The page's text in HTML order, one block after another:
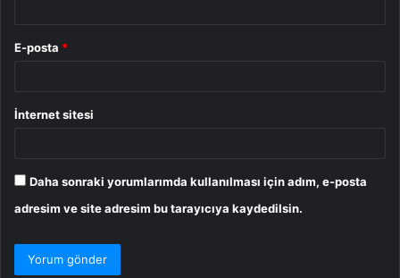
E-posta *
İnternet sitesi
Daha sonraki yorumlarımda kullanılması için adım, e-posta
adresim ve site adresim bu tarayıcıya kaydedilsin.